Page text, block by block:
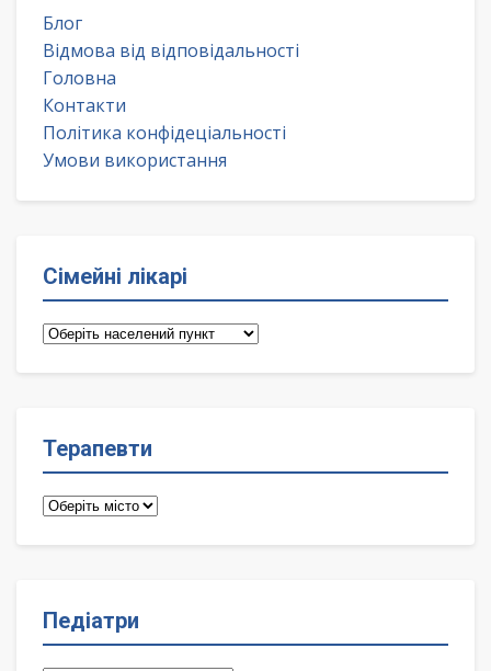
Блог
Відмова від відповідальності
Головна
Контакти
Політика конфідеціальності
Умови використання
Сімейні лікарі
Сімейні
Терапевти
Терапевти
Педіатри